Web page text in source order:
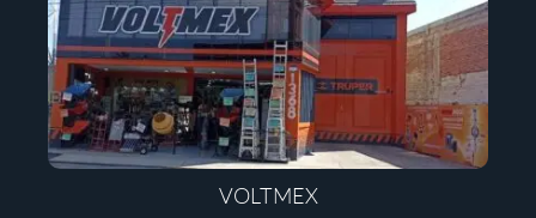
VOLTMEX